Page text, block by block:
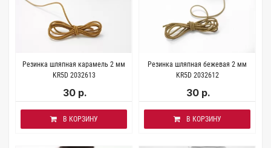
Резинка шляпная карамель 2 мм
KR5D 2032613
30 р.
В КОРЗИНУ
Резинка шляпная бежевая 2 мм
KR5D 2032612
30 р.
В КОРЗИНУ